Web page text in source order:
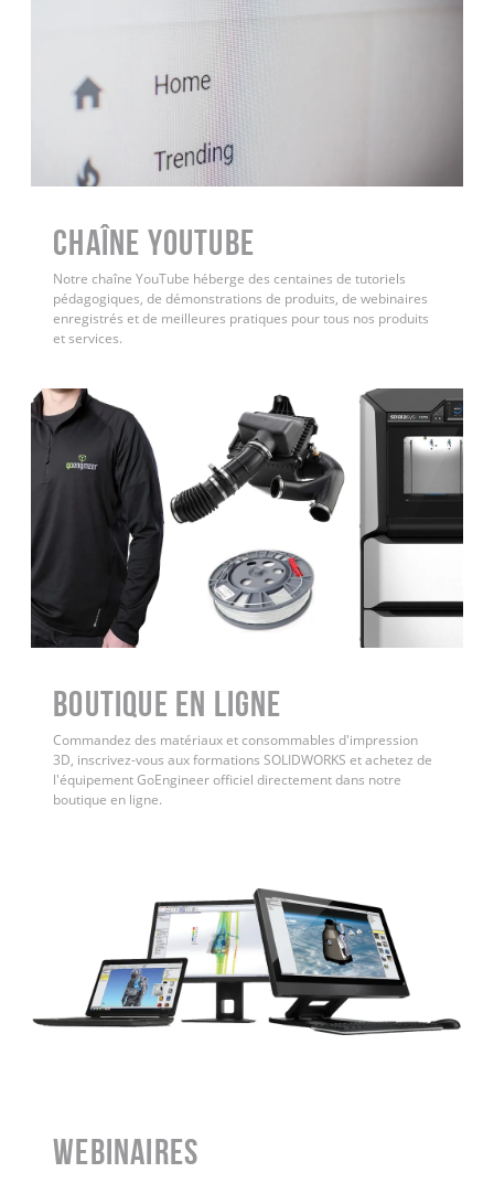
Chaîne YouTube
Notre chaîne YouTube héberge des centaines de tutoriels
pédagogiques, de démonstrations de produits, de webinaires
enregistrés et de meilleures pratiques pour tous nos produits
et services.
Boutique en ligne
Commandez des matériaux et consommables d'impression
3D, inscrivez-vous aux formations SOLIDWORKS et achetez de
l'équipement GoEngineer officiel directement dans notre
boutique en ligne.
WEBINAIRES